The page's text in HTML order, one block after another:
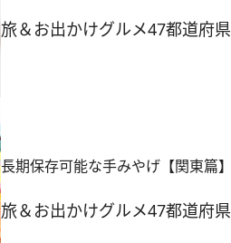
旅＆お出かけグルメ47都道府県
長期保存可能な手みやげ【関東篇】
旅＆お出かけグルメ47都道府県